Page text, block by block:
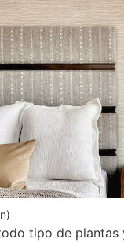
)
tipo de plantas